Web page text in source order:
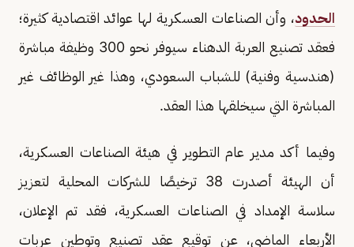
الحدود، وأن الصناعات العسكرية لها عوائد اقتصادية كثيرة؛
فعقد تصنيع العربة الدهناء سيوفر نحو 300 وظيفة مباشرة
(هندسية وفنية) للشباب السعودي، وهذا غير الوظائف غير
المباشرة التي سيخلقها هذا العقد.
وفيما أكد مدير عام التطوير في هيئة الصناعات العسكرية،
أن الهيئة أصدرت 38 ترخيصًا للشركات المحلية لتعزيز
سلاسة الإمداد في الصناعات العسكرية، فقد تم الإعلان،
الأربعاء الماضي، عن توقيع عقد تصنيع وتوطين عربات